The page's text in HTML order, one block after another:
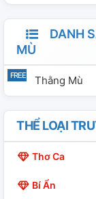
DANH
MÙ
Thằng Mù
THỂ LOẠI
Thơ Ca
Bí Ẩn